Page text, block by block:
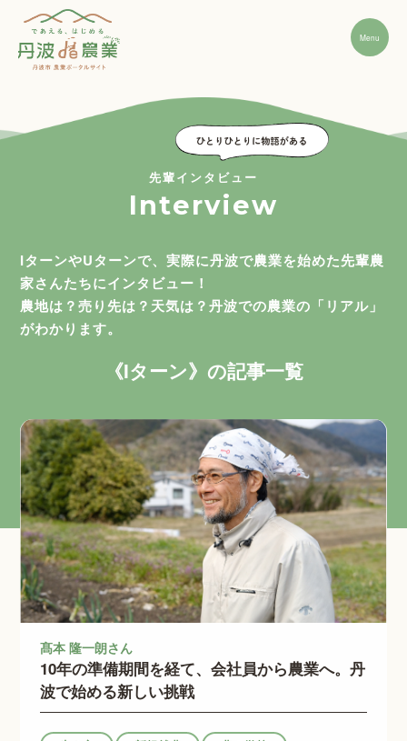
Menu
就農ステップ
先輩インタビュー
経営支援・相談窓口
丹波野菜をお求めの方へ
お問い合わせ
先輩インタビュー
Interview
IターンやUターンで、実際に丹波で農業を始めた先輩農
家さんたちにインタビュー！
農地は？売り先は？天気は？丹波での農業の「リアル」
がわかります。
《Iターン》の記事一覧
髙本 隆一朗さん
10年の準備期間を経て、会社員から農業へ。丹
波で始める新しい挑戦